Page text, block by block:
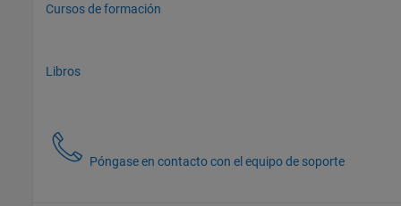
Cursos de formación
Libros
Póngase en contacto con el equipo de soporte